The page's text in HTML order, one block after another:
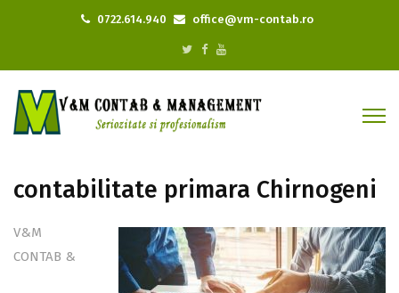
0722.614.940 office@vm-contab.ro
contabilitate primara Chirnogeni
V&M
CONTAB &